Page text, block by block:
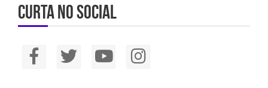
Curta no social